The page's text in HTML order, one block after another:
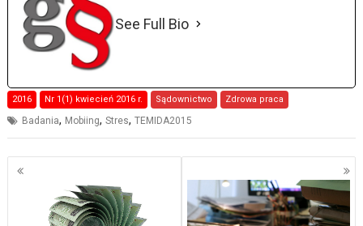
See Full Bio
2016 Nr 1(1) kwiecień 2016 r. Sądownictwo Zdrowa praca
Badania, Mobiing,Stres,TEMIDA2015
Nawigacja
wpisach